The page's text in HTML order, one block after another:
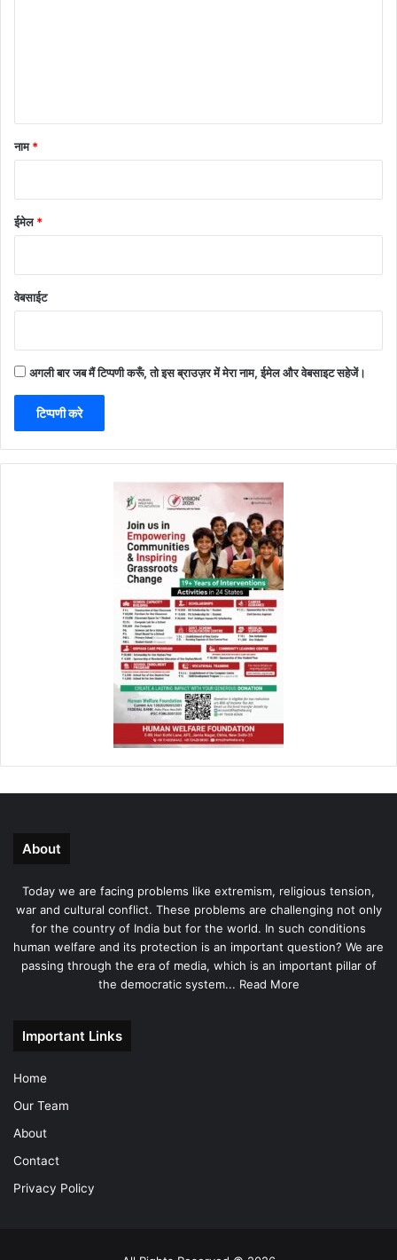
नाम*
ईमेल*
वेबसाईट
अगली बार जब मैं टिप्पणी करूँ, तो इस ब्राउज़र में मेरा नाम, ईमेल और वेबसाइट सहेजें।
About
Today we are facing problems like extremism, religious tension,
war and cultural conflict. These problems are challenging not only
for the country of India but for the world. In such conditions
human welfare and its protection is an important question? We are
passing through the era of media, which is an important pillar of
the democratic system... Read More
Important Links
Home
Our Team
About
Contact
Privacy Policy